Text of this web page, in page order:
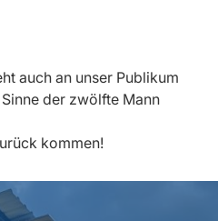
auch an unser Publikum
der zwölfte Mann
kommen!